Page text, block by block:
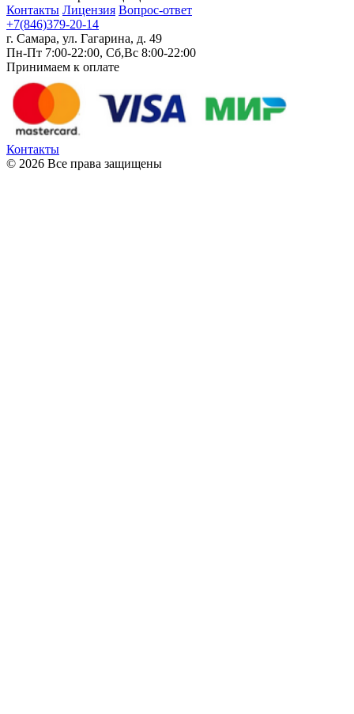
Контакты Лицензия Вопрос-ответ
+7(846)379-20-14
г. Самара, ул. Гагарина, д. 49
Пн-Пт 7:00-22:00, Сб,Вс 8:00-22:00
Принимаем к оплате
Контакты
© 2026 Все права защищены